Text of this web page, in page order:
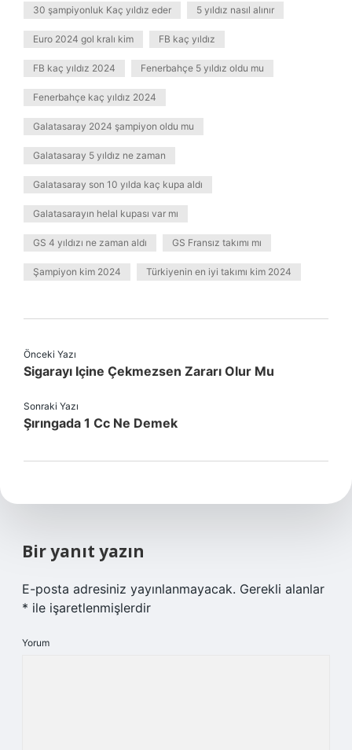
30 şampiyonluk Kaç yıldız eder 5 yıldız nasıl alınır
Euro 2024 gol kralı kim FB kaç yıldız
FB kaç yıldız 2024 Fenerbahçe 5 yıldız oldu mu
Fenerbahçe kaç yıldız 2024
Galatasaray 2024 şampiyon oldu mu
Galatasaray 5 yıldız ne zaman
Galatasaray son 10 yılda kaç kupa aldı
Galatasarayın helal kupası var mı
GS 4 yıldızı ne zaman aldı GS Fransız takımı mı
Şampiyon kim 2024 Türkiyenin en iyi takımı kim 2024
Önceki Yazı
Sigarayı Içine Çekmezsen Zararı Olur Mu
Sonraki Yazı
Şırıngada 1 Cc Ne Demek
Bir yanıt yazın
E-posta adresiniz yayınlanmayacak. Gerekli alanlar
* ile işaretlenmişlerdir
Yorum